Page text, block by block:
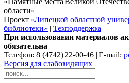
«Памятные места Великой
области»
Проект «Липецкой областной
библиотеки»
Техподдержка
При использовании материалов
обязательна
Телефон: 8 (4742) 22-00-46 | E-mail:
Версия для слабовидящих